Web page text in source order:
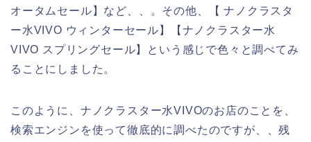
オータムセール】など、、。その他、【 ナノクラスタ
ー水VIVO ウィンターセール】【ナノクラスター水
VIVO スプリングセール】という感じで色々と調べてみ
ることにしました。
このように、ナノクラスター水VIVOのお店のことを、
検索エンジンを使って徹底的に調べたのですが、、残